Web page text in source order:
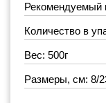
Рекомендуемый
Количество в
Вес: 500г
Размеры, см: 8/